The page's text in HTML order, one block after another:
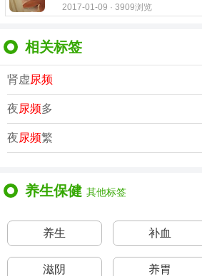
2017-01-09 · 3909浏览
相关标签
肾虚尿频
夜尿频多
夜尿频繁
养生保健 其他标签
养生 补血
滋阴 养胃